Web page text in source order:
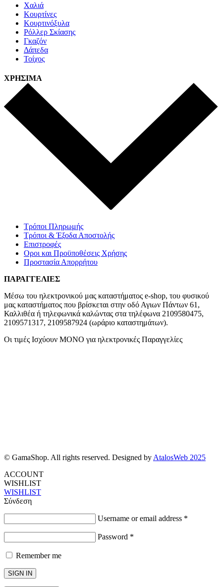
Χαλιά
Κουρτίνες
Κουρτινόξυλα
Ρόλλερ Σκίασης
Γκαζόν
Δάπεδα
Τοίχος
ΧΡΗΣΙΜΑ
Τρόποι Πληρωμής
Τρόποι & Έξοδα Αποστολής
Επιστροφές
Οροι και Προϋποθέσεις Χρήσης
Προστασία Απορρήτου
ΠΑΡΑΓΓΕΛΙΕΣ
Μέσω του ηλεκτρονικού μας καταστήματος e-shop, του φυσικού
μας καταστήματος που βρίσκεται στην οδό Αγιων Πάντων 61,
Καλλιθέα ή τηλεφωνικά καλώντας στα τηλέφωνα 2109580475,
2109571317, 2109587924 (ωράριο καταστημάτων).
Οι τιμές Ισχύουν ΜΟΝΟ για ηλεκτρονικές Παραγγελίες
© GamaShop. All rights reserved. Designed by AtalosWeb 2025
ACCOUNT
WISHLIST
WISHLIST
Σύνδεση
Username or email address *
Password *
Remember me
SIGN IN